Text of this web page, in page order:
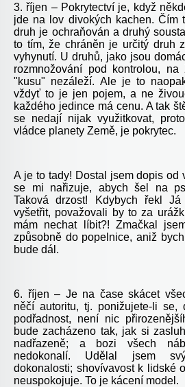
3. říjen – Pokrytectví je, když
jde na lov divokých kachen. Čím
druh je ochraňován a druhý
to tím, že chráněn je určitý druh
vyhynutí. U druhů, jako jsou
rozmnožování pod kontrolou,
"kusu" nezáleží. Ale je to
vždyť to je jen pojem, a ne
každého jedince má cenu. A tak
se nedají nijak využitkovat,
vládce planety Země, je pokrytec.
A je to tady! Dostal jsem dopis od
se mi nařizuje, abych šel na
Taková drzost! Kdybych řekl
vyšetřit, považovali by to za
mám nechat líbit?! Zmačkal
způsobně do popelnice, aniž
bude dál.
6. říjen – Je na čase skácet
něčí autoritu, tj. ponižujete-li se,
podřadnost, není nic
bude zacházeno tak, jak si
nadřazeně; a bozi všech
nedokonalí. Udělal jsem
dokonalosti; shovívavost k lidské
neuspokojuje. To je kácení model.